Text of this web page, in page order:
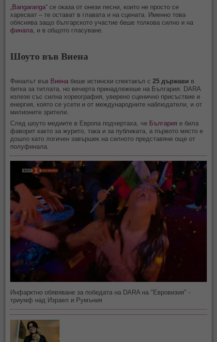
Bangaranga“ се оказа от онези песни, които не просто се
харесват – те остават в главата и на сцената. Именно това
обяснява защо българското участие беше толкова силно и на
финала , и в общото гласуване.
Шоуто във Виена
Финалът във Виена беше истински спектакъл с25 държави в
битка за титлата, но вечерта принадлежеше на България. DARA
излезе със силна хореография, уверено сценично присъствие и
енергия, която се усети и от международните наблюдатели, и от
милионите зрители.
След шоуто медиите в Европа подчертаха, че България е била
фаворит както за журито, така и за публиката, а първото място е
дошло като логичен завършек на силното представяне още от
полуфинала.
Инфарктно обявяване за победата на DARA на "Евровизия" -
триумф над Израел и Румъния